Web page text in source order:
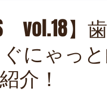
り方
vol.18】
にゃっ
介！